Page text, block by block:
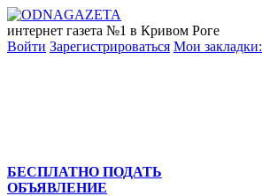
интернет газета №1 в Кривом Роге
Войти Зарегистрироваться Мои закладки:
БЕСПЛАТНО ПОДАТЬ
ОБЪЯВЛЕНИЕ